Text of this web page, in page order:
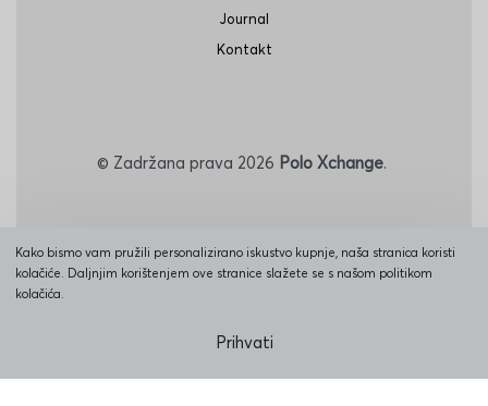
Journal
Kontakt
© Zadržana prava 2026 Polo Xchange.
Sigurno Plaćanje:
Kako bismo vam pružili personalizirano iskustvo kupnje, naša stranica koristi
kolačiće. Daljnjim korištenjem ove stranice slažete se s našom politikom
kolačića.
Prihvati